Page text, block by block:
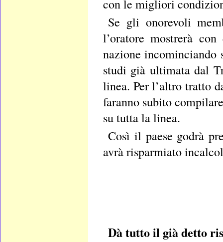
con le migliori
Se gli onorevoli
l’oratore mostrerà
nazione
studi già ultimata dal
linea. Per l’altro tratto
faranno subito
su tutta la linea.
Così il paese godrà
avrà risparmiato
Dà tutto il già detto